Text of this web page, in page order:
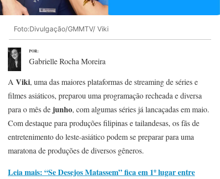
Foto:Divulgação/GMMTV/ Viki
POR:
Gabrielle Rocha Moreira
A Viki, uma das maiores plataformas de streaming de séries e
filmes asiáticos, preparou uma programação recheada e diversa
para o mês de junho, com algumas séries já lancaçadas em maio.
Com destaque para produções filipinas e tailandesas, os fãs de
entretenimento do leste-asiático podem se preparar para uma
maratona de produções de diversos gêneros.
Leia mais: “Se Desejos Matassem” fica em 1º lugar entre